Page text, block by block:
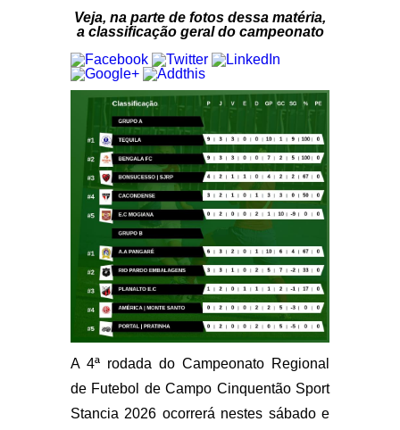
Veja, na parte de fotos dessa matéria,
a classificação geral do campeonato
A 4ª rodada do Campeonato Regional
de Futebol de Campo Cinquentão Sport
Stancia 2026 ocorrerá nestes sábado e